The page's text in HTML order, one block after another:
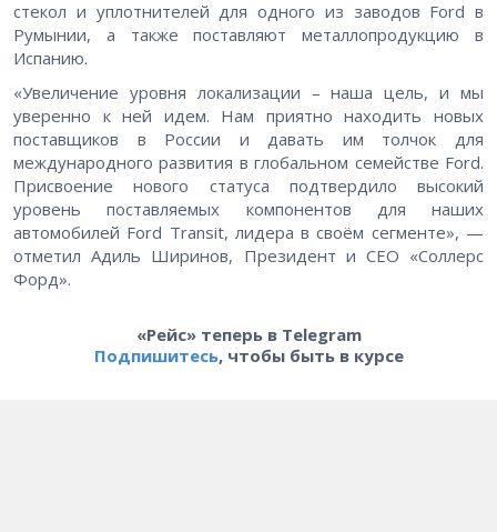
стекол и уплотнителей для одного из заводов Ford в
Румынии, а также поставляют металлопродукцию в
Испанию.
«Увеличение уровня локализации – наша цель, и мы
уверенно к ней идем. Нам приятно находить новых
поставщиков в России и давать им толчок для
международного развития в глобальном семействе Ford.
Присвоение нового статуса подтвердило высокий
уровень поставляемых компонентов для наших
автомобилей Ford Transit, лидера в своём сегменте», —
отметил Адиль Ширинов, Президент и СЕО «Соллерс
Форд».
«Рейс» теперь в Telegram
Подпишитесь, чтобы быть в курсе